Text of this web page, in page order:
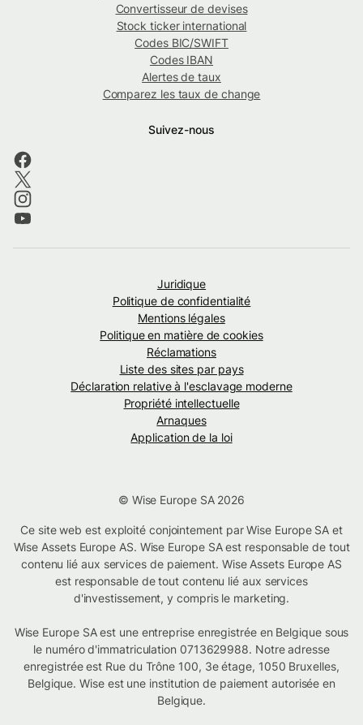
Convertisseur de devises
Stock ticker international
Codes BIC/SWIFT
Codes IBAN
Alertes de taux
Comparez les taux de change
Suivez-nous
Juridique
Politique de confidentialité
Mentions légales
Politique en matière de cookies
Réclamations
Liste des sites par pays
Déclaration relative à l'esclavage moderne
Propriété intellectuelle
Arnaques
Application de la loi
© Wise Europe SA 2026
Ce site web est exploité conjointement par Wise Europe SA et
Wise Assets Europe AS. Wise Europe SA est responsable de tout
contenu lié aux services de paiement. Wise Assets Europe AS
est responsable de tout contenu lié aux services
d'investissement, y compris le marketing.
Wise Europe SA est une entreprise enregistrée en Belgique sous
le numéro d'immatriculation 0713629988. Notre adresse
enregistrée est Rue du Trône 100, 3e étage, 1050 Bruxelles,
Belgique. Wise est une institution de paiement autorisée en
Belgique.